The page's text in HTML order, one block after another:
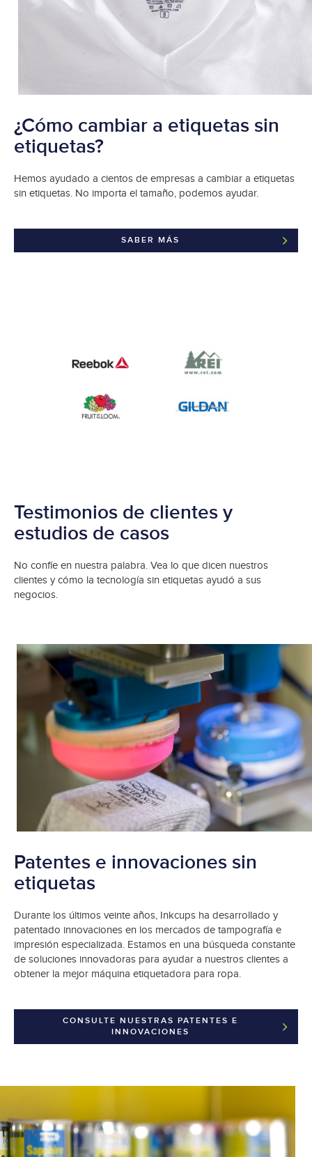
¿Cómo cambiar a etiquetas sin
etiquetas?
Hemos ayudado a cientos de empresas a cambiar a etiquetas
sin etiquetas. No importa el tamaño, podemos ayudar.
SABER MÁS
Testimonios de clientes y
estudios de casos
No confíe en nuestra palabra. Vea lo que dicen nuestros
clientes y cómo la tecnología sin etiquetas ayudó a sus
negocios.
Patentes e innovaciones sin
etiquetas
Durante los últimos veinte años, Inkcups ha desarrollado y
patentado innovaciones en los mercados de tampografía e
impresión especializada. Estamos en una búsqueda constante
de soluciones innovadoras para ayudar a nuestros clientes a
obtener la mejor máquina etiquetadora para ropa.
CONSULTE NUESTRAS PATENTES E
INNOVACIONES